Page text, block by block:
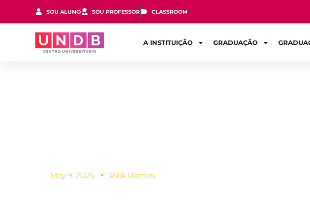
SOU ALUNO SOU PROFESSOR CLASSROOM
A INSTITUIÇÃO GRADUAÇÃO
May 9, 2025 Rick Ramos